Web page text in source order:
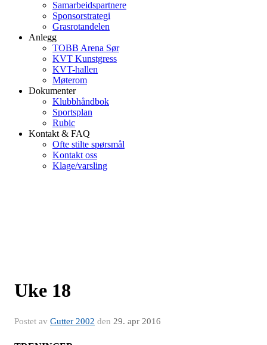
Samarbeidspartnere
Sponsorstrategi
Grasrotandelen
Anlegg
TOBB Arena Sør
KVT Kunstgress
KVT-hallen
Møterom
Dokumenter
Klubbhåndbok
Sportsplan
Rubic
Kontakt & FAQ
Ofte stilte spørsmål
Kontakt oss
Klage/varsling
Uke 18
Postet av Gutter 2002 den 29. apr 2016